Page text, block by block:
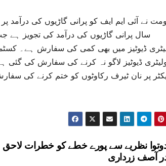
سال پرانی گاڑیوں کی درآمد کی تجویز ہے
ڈیوٹیز میں بھی کمی کی سفارش ہے۔
نظریے سے پورے خطے کو خطرات لاحق
آصف زرداری